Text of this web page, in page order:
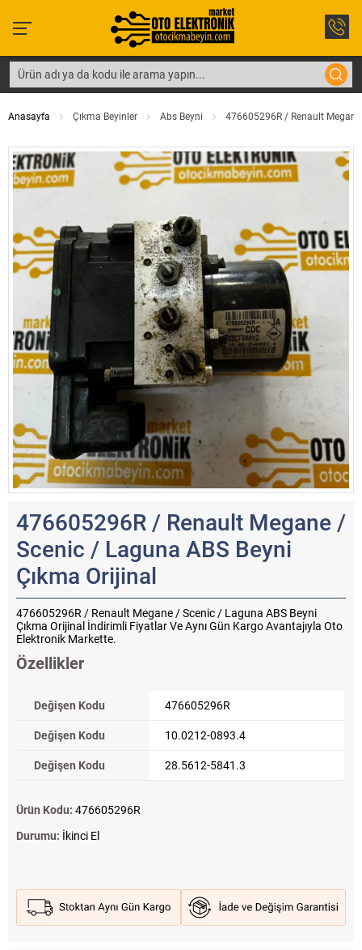
Anasayfa Çıkma Beyinler Abs Beyni 476605296R / Renault
476605296R / Renault Megane /
Scenic / Laguna ABS Beyni
Çıkma Orijinal
476605296R / Renault Megane / Scenic / Laguna ABS Beyni
Çıkma Orijinal İndirimli Fiyatlar Ve Aynı Gün Kargo Avantajıyla Oto
Elektronik Markette.
Özellikler
Değişen Kodu 476605296R
Değişen Kodu 10.0212-0893.4
Değişen Kodu 28.5612-5841.3
Ürün Kodu: 476605296R
Durumu: İkinci El